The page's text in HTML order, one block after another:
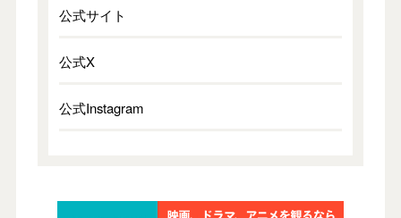
公式サイト
公式X
公式Instagram